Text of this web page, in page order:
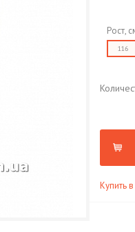
Рост,
116
Купить